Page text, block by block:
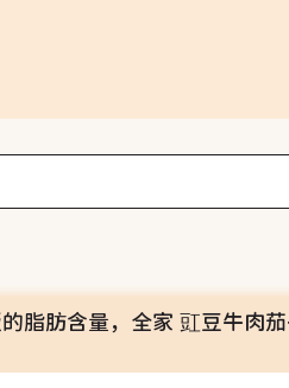
脂肪含量，全家 豇豆牛肉